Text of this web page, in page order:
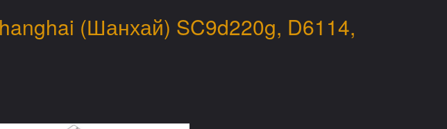
(Шанхай) SC9d220g, D6114,